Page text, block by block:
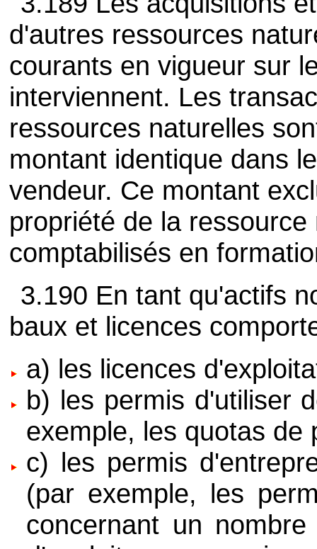
d'autres ressources
courants en vigueur sur
interviennent. Les
ressources naturelles
montant identique dans
vendeur. Ce montant
propriété de la
comptabilisés en
3.190 En tant qu'actifs
baux et licences
a) les licences
b) les permis d'utiliser
exemple, les quotas de
c) les permis
(par exemple, les
concernant un